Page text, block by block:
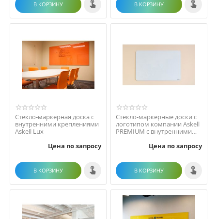
В КОРЗИНУ В КОРЗИНУ
Стекло-маркерная доска с
внутренними креплениями
Askell Lux
Цена по запросу
В КОРЗИНУ
Стекло-маркерные доски с
логотипом компании Askell
PREMIUM с внутренними
Цена по запросу
В КОРЗИНУ